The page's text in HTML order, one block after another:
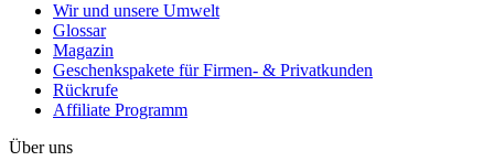
Wir und unsere Umwelt
Glossar
Magazin
Geschenkspakete für Firmen- & Privatkunden
Rückrufe
Affiliate Programm
Über uns